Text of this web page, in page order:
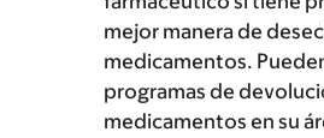
mejor manera de
medicamentos.
programas de
medicamentos en su